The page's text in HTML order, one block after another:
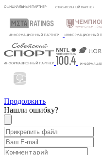
Продолжить
Нашли ошибку?